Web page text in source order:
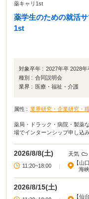
薬キャリ1st
薬学生のための就活
1st
対象卒年 : 2027年卒 2028
種別 : 合同説明会
業界 :
医療・福祉・介護
属性 : 業界研究・企業研究・
薬局・ドラック・病院・製薬
場でインターンシップ申し込
2026/8/8(土)
天気
11:20~18:00
|
【山
海
2026/8/15(土)
【仙